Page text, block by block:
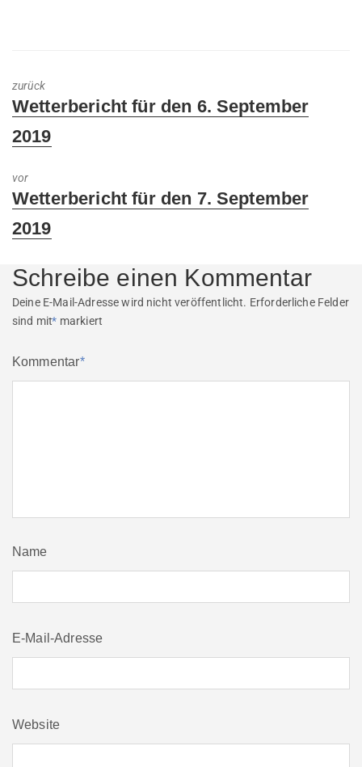
zurück
Previous
Wetterbericht für den 6. September
2019
vor
Next
Wetterbericht für den 7. September
2019
Schreibe einen Kommentar
Deine E-Mail-Adresse wird nicht veröffentlicht. Erforderliche Felder
sind mit* markiert
Kommentar*
Name
E-Mail-Adresse
Website